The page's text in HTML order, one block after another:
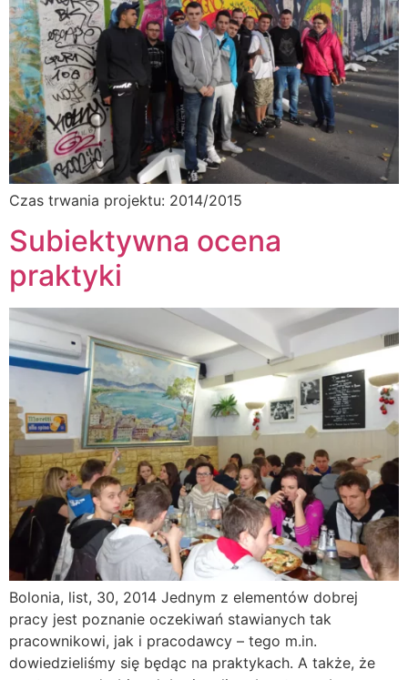
Czas trwania projektu: 2014/2015
Subiektywna ocena
praktyki
Bolonia, list, 30, 2014 Jednym z elementów dobrej
pracy jest poznanie oczekiwań stawianych tak
pracownikowi, jak i pracodawcy – tego m.in.
dowiedzieliśmy się będąc na praktykach. A także, że